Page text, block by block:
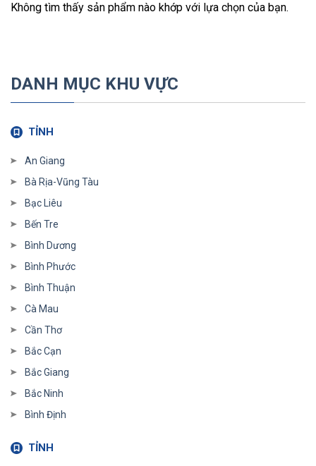
Không tìm thấy sản phẩm nào khớp với lựa chọn của bạn.
DANH MỤC KHU VỰC
TỈNH
An Giang
Bà Rịa-Vũng Tàu
Bạc Liêu
Bến Tre
Bình Dương
Bình Phước
Bình Thuận
Cà Mau
Cần Thơ
Bắc Cạn
Bắc Giang
Bắc Ninh
Bình Định
TỈNH